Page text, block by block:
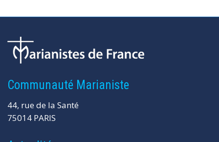
Communauté Marianiste
44, rue de la Santé
75014 PARIS